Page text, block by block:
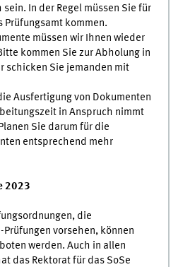
In der Regel müssen Sie für
Prüfungsamt kommen.
müssen wir Ihnen wieder
kommen Sie zur Abholung in
schicken Sie jemanden mit
Ausfertigung von Dokumenten
in Anspruch nimmt
Sie darum für die
entsprechend mehr
2023
die
vorsehen, können
werden. Auch in allen
das Rektorat für das SoSe